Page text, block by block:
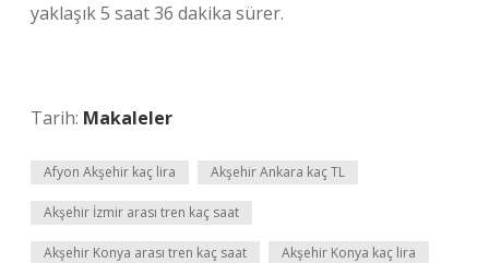
yaklaşık 5 saat 36 dakika sürer.
Tarih: Makaleler
Afyon Akşehir kaç lira Akşehir Ankara kaç TL
Akşehir İzmir arası tren kaç saat
Akşehir Konya arası tren kaç saat Akşehir Konya kaç lira